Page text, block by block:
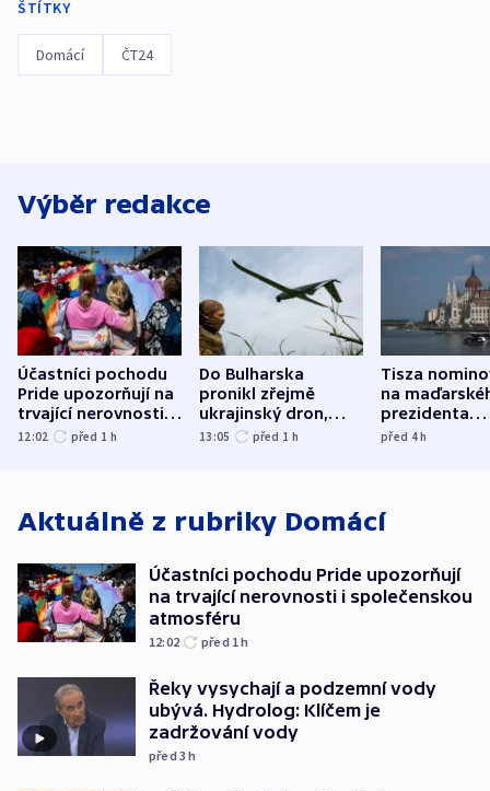
ŠTÍTKY
Domácí ČT24
Výběr redakce
Účastníci pochodu
Pride upozorňují na
trvající nerovnosti i
společenskou
12:02 před 1 h
Do Bulharska
pronikl zřejmě
ukrajinský dron,
explodoval kilometr
13:05 před 1 h
Tisza
na
prezidenta
bývalého
před 4h
Aktuálně z rubriky Domácí
Účastníci pochodu Pride upozorňují
na trvající nerovnosti i společenskou
atmosféru
12:02 před 1h
Řeky vysychají a podzemní vody
ubývá. Hydrolog: Klíčem je
zadržování vody
před 3h